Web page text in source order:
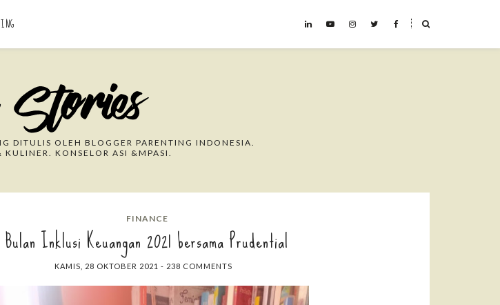
˟
This Blog
DITULIS OLEH BLOGGER PARENTING INDONESIA.
KULINER. KONSELOR ASI &MPASI.
FINANCE
Bulan Inklusi Keuangan 2021 bersama Prudential
KAMIS, 28 OKTOBER 2021 - 238 COMMENTS